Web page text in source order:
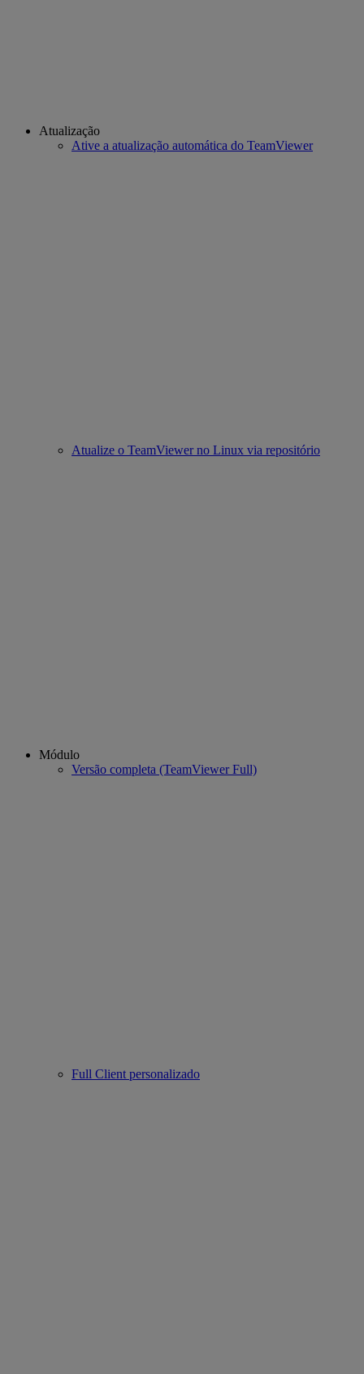
Atualização
Ative a atualização automática do TeamViewer
Atualize o TeamViewer no Linux via repositório
Módulo
Versão completa (TeamViewer Full)
Full Client personalizado